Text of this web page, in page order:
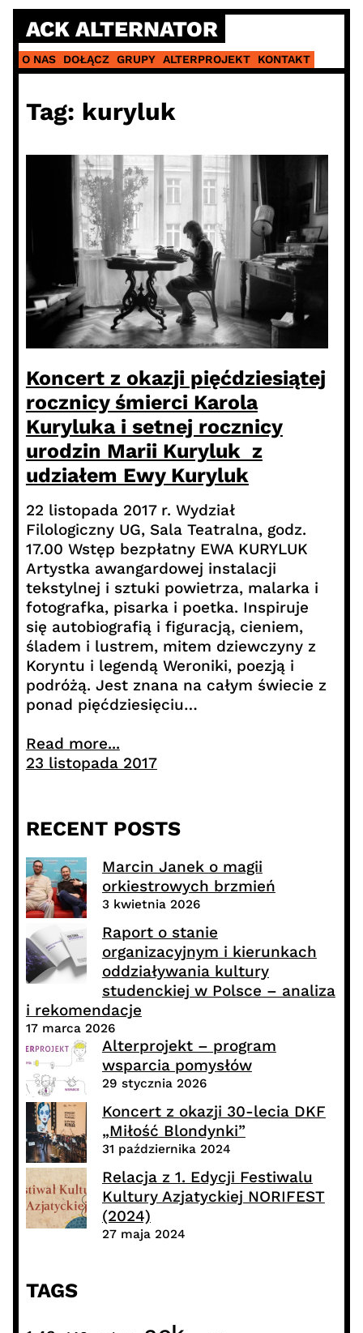
Skip
content
ACK ALTERNATOR
O NAS DOŁĄCZ GRUPY ALTERPROJEKT KONTAKT
Tag: kuryluk
Koncert z okazji pięćdziesiątej
rocznicy śmierci Karola
Kuryluka i setnej rocznicy
urodzin Marii Kuryluk z
udziałem Ewy Kuryluk
22 listopada 2017 r. Wydział
Filologiczny UG, Sala Teatralna, godz.
17.00 Wstęp bezpłatny EWA KURYLUK
Artystka awangardowej instalacji
tekstylnej i sztuki powietrza, malarka i
fotografka, pisarka i poetka. Inspiruje
się autobiografią i figuracją, cieniem,
śladem i lustrem, mitem dziewczyny z
Koryntu i legendą Weroniki, poezją i
podróżą. Jest znana na całym świecie z
ponad pięćdziesięciu…
Read more...
23 listopada 2017
RECENT POSTS
Marcin Janek o magii
orkiestrowych brzmień
3 kwietnia 2026
Raport o stanie
organizacyjnym i kierunkach
oddziaływania kultury
studenckiej w Polsce – analiza
i rekomendacje
17 marca 2026
Alterprojekt – program
wsparcia pomysłów
29 stycznia 2026
Koncert z okazji 30-lecia DKF
„Miłość Blondynki”
31 października 2024
Relacja z 1. Edycji Festiwalu
Kultury Azjatyckiej NORIFEST
(2024)
27 maja 2024
TAGS